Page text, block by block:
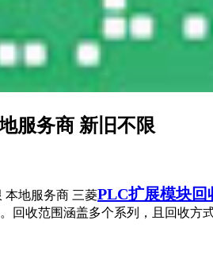
服务商 新旧不限
本地服务商 三菱PLC扩展模块回
回收范围涵盖多个系列，且回收方